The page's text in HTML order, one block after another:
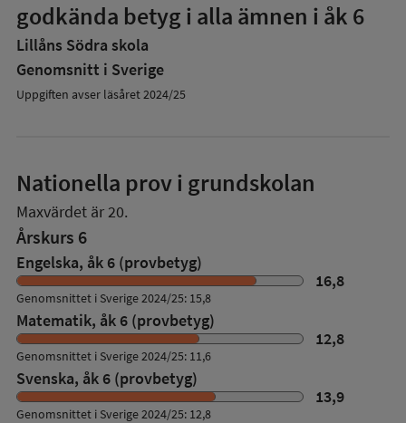
godkända betyg i alla ämnen i åk 6
Lillåns Södra skola
Genomsnitt i Sverige
Uppgiften avser läsåret 2024/25
Nationella prov i grundskolan
Maxvärdet är 20.
Årskurs 6
Engelska, åk 6 (provbetyg)
16,8
Genomsnittet i Sverige 2024/25: 15,8
Matematik, åk 6 (provbetyg)
12,8
Genomsnittet i Sverige 2024/25: 11,6
Svenska, åk 6 (provbetyg)
13,9
Genomsnittet i Sverige 2024/25: 12,8